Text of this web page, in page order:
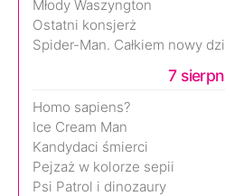
Młody Waszyngton
Ostatni konsjerż
Spider-Man. Całkiem nowy
7
Homo sapiens?
Ice Cream Man
Kandydaci śmierci
Pejzaż w kolorze sepii
Psi Patrol i dinozaury